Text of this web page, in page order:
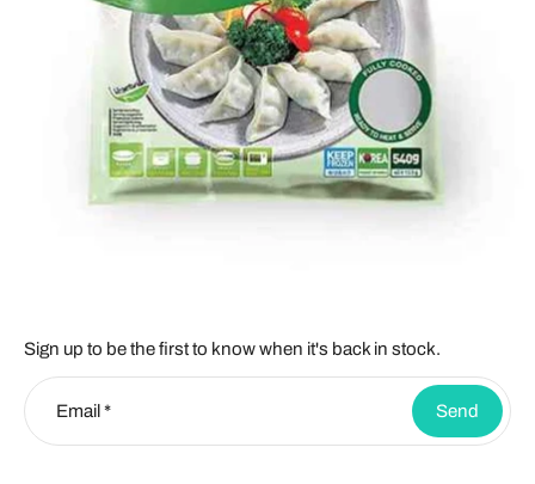
Sign up to be the first to know when it's back in stock.
Email* Send